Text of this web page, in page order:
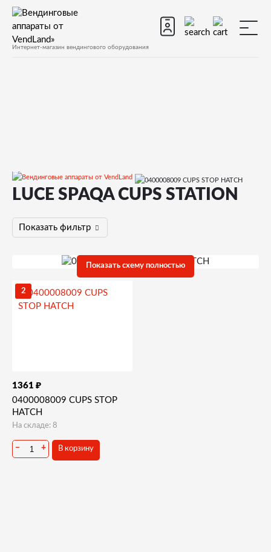
Интернет-магазин вендингового оборудования
Запчасти
Запчасти для вендинговых автоматов
Запчасти для вендинговых автоматов Rhea Vendors
LUCE SPAQA CUPS STATION
LUCE SPAQA CUPS STATION
Показать фильтр
Показать схему полностью
2
1361 ₽
0400008009 CUPS STOP
HATCH
На складе: 8
− + В корзину